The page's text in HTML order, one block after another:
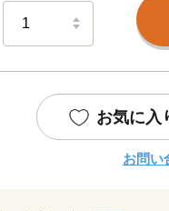
お気に入
お問い